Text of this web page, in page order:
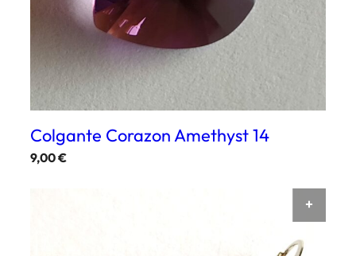
Colgante Corazon Amethyst 14
9,00€